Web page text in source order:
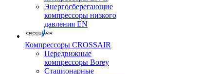
Энергосберегающие
компрессоры низкого
давления EN
Компрессоры CROSSAIR
Передвижные
компрессоры Borey
Стационарные